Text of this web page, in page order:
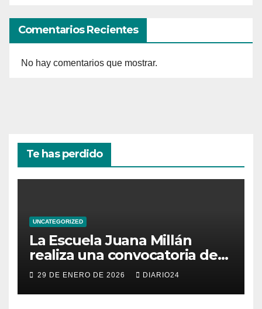
Comentarios Recientes
No hay comentarios que mostrar.
Te has perdido
UNCATEGORIZED
La Escuela Juana Millán
realiza una convocatoria de
becas para mujeres
29 DE ENERO DE 2026 DIARIO24